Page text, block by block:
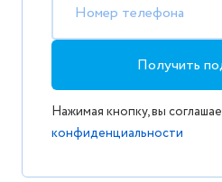
Номер телефона
Получить
Нажимая кнопку, вы
конфиденциальности